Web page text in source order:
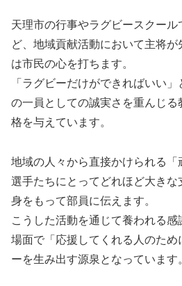
天理市の行事やラグビースクー
ど、地域貢献活動において主将
は市民の心を打ちます。
「ラグビーだけができればいい
の一員としての誠実さを重んじ
格を与えています。
地域の人々から直接かけられる「
選手たちにとってどれほど大き
身をもって部員に伝えます。
こうした活動を通じて養われる
場面で「応援してくれる人のため
ーを生み出す源泉となっています